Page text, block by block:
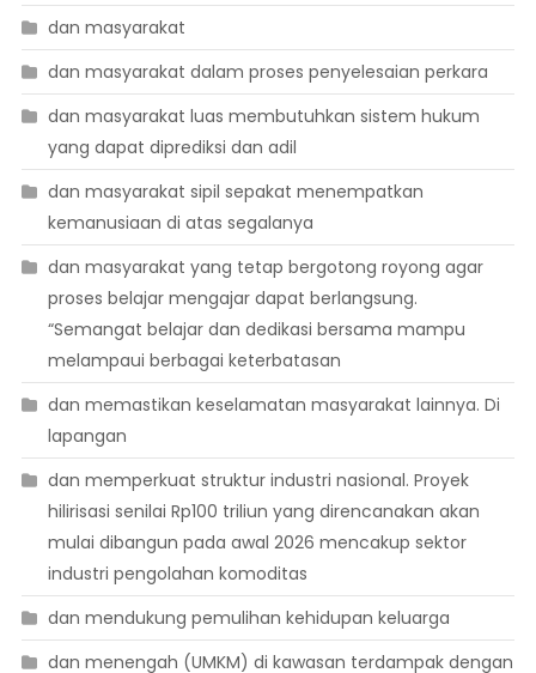
dan masyarakat
dan masyarakat dalam proses penyelesaian perkara
dan masyarakat luas membutuhkan sistem hukum
yang dapat diprediksi dan adil
dan masyarakat sipil sepakat menempatkan
kemanusiaan di atas segalanya
dan masyarakat yang tetap bergotong royong agar
proses belajar mengajar dapat berlangsung.
“Semangat belajar dan dedikasi bersama mampu
melampaui berbagai keterbatasan
dan memastikan keselamatan masyarakat lainnya. Di
lapangan
dan memperkuat struktur industri nasional. Proyek
hilirisasi senilai Rp100 triliun yang direncanakan akan
mulai dibangun pada awal 2026 mencakup sektor
industri pengolahan komoditas
dan mendukung pemulihan kehidupan keluarga
dan menengah (UMKM) di kawasan terdampak dengan